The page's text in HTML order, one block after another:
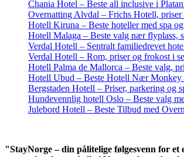
Chania Hotel – Beste all inclusive i
Overnatting Alvdal – Frichs Hotell,
Hotell Kiruna – Beste hoteller med spa
Hotell Malaga – Beste valg nær flyplass,
Verdal Hotell – Sentralt familiedrevet
Verdal Hotell – Rom, priser og frokost i
Hotell Palma de Mallorca – Beste valg,
Hotell Ubud – Beste Hotell Nær Monkey
Bergstaden Hotell – Priser, parkering og
Hundevennlig hotell Oslo – Beste valg
Julebord Hotell – Beste Tilbud med
"StayNorge – din pålitelige følgesvenn for et